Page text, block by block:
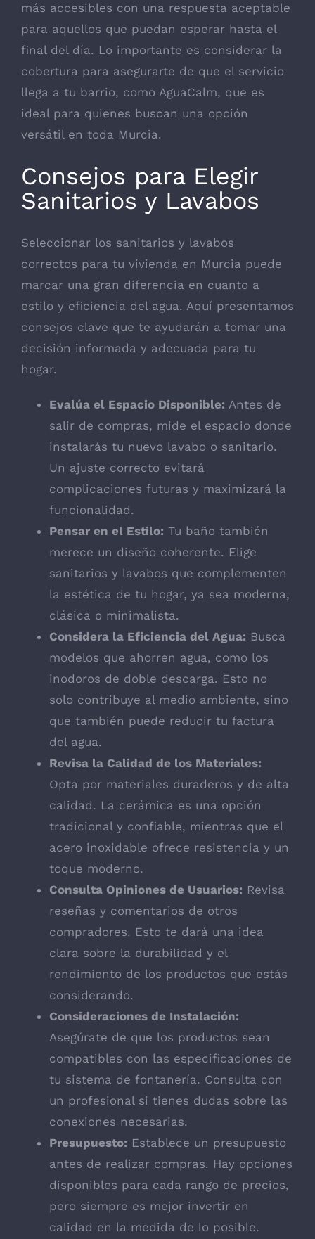
más accesibles con una respuesta aceptable
para aquellos que puedan esperar hasta el
final del día. Lo importante es considerar la
cobertura para asegurarte de que el servicio
llega a tu barrio, como AguaCalm, que es
ideal para quienes buscan una opción
versátil en toda Murcia.
Consejos para Elegir
Sanitarios y Lavabos
Seleccionar los sanitarios y lavabos
correctos para tu vivienda en Murcia puede
marcar una gran diferencia en cuanto a
estilo y eficiencia del agua. Aquí presentamos
consejos clave que te ayudarán a tomar una
decisión informada y adecuada para tu
hogar.
Evalúa el Espacio Disponible: Antes de
salir de compras, mide el espacio donde
instalarás tu nuevo lavabo o sanitario.
Un ajuste correcto evitará
complicaciones futuras y maximizará la
funcionalidad.
Pensar en el Estilo: Tu baño también
merece un diseño coherente. Elige
sanitarios y lavabos que complementen
la estética de tu hogar, ya sea moderna,
clásica o minimalista.
Considera la Eficiencia del Agua: Busca
modelos que ahorren agua, como los
inodoros de doble descarga. Esto no
solo contribuye al medio ambiente, sino
que también puede reducir tu factura
del agua.
Revisa la Calidad de los Materiales:
Opta por materiales duraderos y de alta
calidad. La cerámica es una opción
tradicional y confiable, mientras que el
acero inoxidable ofrece resistencia y un
toque moderno.
Consulta Opiniones de Usuarios: Revisa
reseñas y comentarios de otros
compradores. Esto te dará una idea
clara sobre la durabilidad y el
rendimiento de los productos que estás
considerando.
Consideraciones de Instalación:
Asegúrate de que los productos sean
compatibles con las especificaciones de
tu sistema de fontanería. Consulta con
un profesional si tienes dudas sobre las
conexiones necesarias.
Presupuesto: Establece un presupuesto
antes de realizar compras. Hay opciones
disponibles para cada rango de precios,
pero siempre es mejor invertir en
calidad en la medida de lo posible.